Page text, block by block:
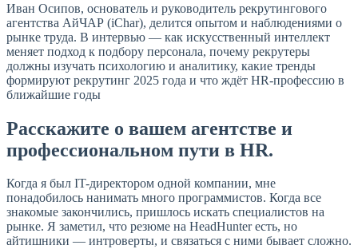
Иван Осипов, основатель и руководитель рекрутингового
агентства АйЧАР (iChar), делится опытом и наблюдениями о
рынке труда. В интервью — как искусственный интеллект
меняет подход к подбору персонала, почему рекрутеры
должны изучать психологию и аналитику, какие тренды
формируют рекрутинг 2025 года и что ждёт HR-профессию в
ближайшие годы
Расскажите о вашем агентстве и
профессиональном пути в HR.
Когда я был IT-директором одной компании, мне
понадобилось нанимать много программистов. Когда все
знакомые закончились, пришлось искать специалистов на
рынке. Я заметил, что резюме на HeadHunter есть, но
айтишники — интроверты, и связаться с ними бывает сложно.